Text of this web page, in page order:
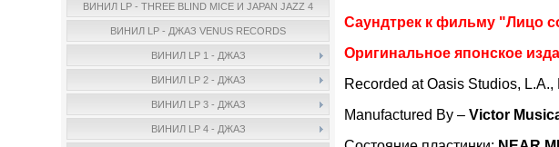
ВИНИЛ LP - THREE BLIND MICE И JAPAN JAZZ 4
ВИНИЛ LP - ДЖАЗ VENUS RECORDS
ВИНИЛ LP 1 - ДЖАЗ
ВИНИЛ LP 2 - ДЖАЗ
ВИНИЛ LP 3 - ДЖАЗ
ВИНИЛ LP 4 - ДЖАЗ
Саундтрек к фильму "Лицо
Оригинальное японское
Recorded at Oasis Studios, L.A.,
Manufactured By –Victor